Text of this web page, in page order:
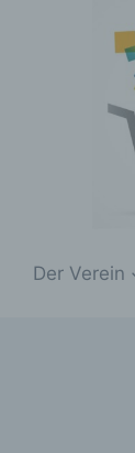
Der Verein